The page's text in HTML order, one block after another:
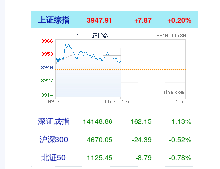
上证综指 3947.91 +7.87 +0.20%
深证成指 14148.86 -162.15 -1.13%
沪深300 4670.05 -24.39 -0.52%
北证50 1125.45 -8.79 -0.78%